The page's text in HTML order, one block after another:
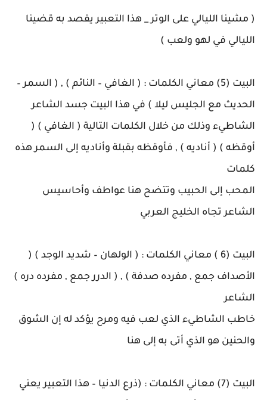
( مشينا الليالي على الوتر _ هذا التعبير يقصد به قضينا
الليالي في لهو ولعب )
البيت (5) معاني الكلمات : ( الغافي – النائم ) , ( السمر –
الحديث مع الجليس ليلا ) في هذا البيت جسد الشاعر
الشاطيء وذلك من خلال الكلمات التالية ( الغافي ) (
أوقظه ) ( أناديه ) , فأوقظه بقبلة وأناديه إلى السمر هذه
كلمات
المحب إلى الحبيب وتتضح هنا عواطف وأحاسيس
الشاعر تجاه الخليج العربي
البيت (6 ) معاني الكلمات : ( الولهان – شديد الوجد ) (
الأصداف جمع , مفرده صدفة ) , ( الدرر جمع , مفرده دره )
الشاعر
خاطب الشاطيء الذي لعب فيه ومرح يؤكد له إن الشوق
والحنين هو الذي أتى به إلى هنا
البيت (7) معاني الكلمات : (ذرع الدنيا – هذا التعبير يعني